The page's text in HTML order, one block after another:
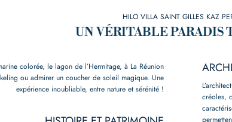
HILO VILLA SAINT GILLES KAZ
UN VÉRITABLE PARADIS
colorée, le lagon de l’Hermitage, à La Réunion
ou admirer un coucher de soleil magique. Une
expérience inoubliable, entre nature et sérénité !
créoles,